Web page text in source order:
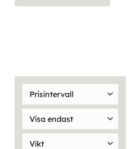
Prisintervall
23 1 599
Visa endast
Finns i lager 295
Vikt